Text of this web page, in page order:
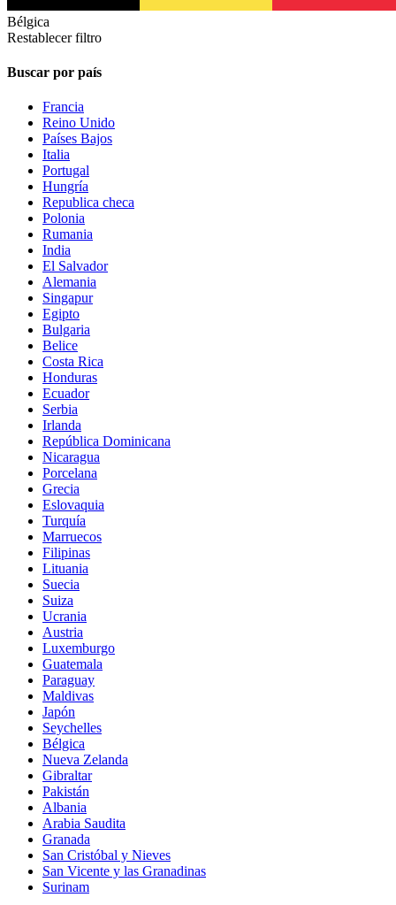
Bélgica
Restablecer filtro
Buscar por país
Francia
Reino Unido
Países Bajos
Italia
Portugal
Hungría
Republica checa
Polonia
Rumania
India
El Salvador
Alemania
Singapur
Egipto
Bulgaria
Belice
Costa Rica
Honduras
Ecuador
Serbia
Irlanda
República Dominicana
Nicaragua
Porcelana
Grecia
Eslovaquia
Turquía
Marruecos
Filipinas
Lituania
Suecia
Suiza
Ucrania
Austria
Luxemburgo
Guatemala
Paraguay
Maldivas
Japón
Seychelles
Bélgica
Nueva Zelanda
Gibraltar
Pakistán
Albania
Arabia Saudita
Granada
San Cristóbal y Nieves
San Vicente y las Granadinas
Surinam